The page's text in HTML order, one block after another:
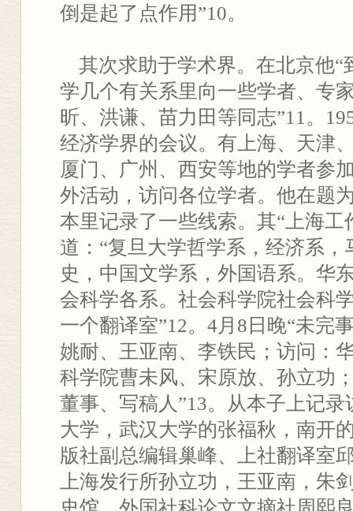
倒是起了点作用”10。
其次求助于学术界。在北京他“
学几个有关系里向一些学者、专
昕、洪谦、苗力田等同志”11。
经济学界的会议。有上海、天津
厦门、广州、西安等地的学者参
外活动，访问各位学者。他在题
本里记录了一些线索。其“上海工
道：“复旦大学哲学系，经济系
史，中国文学系，外国语系。华
会科学各系。社会科学院社会科
一个翻译室”12。4月8日晚“未完
姚耐、王亚南、李铁民；访问：
科学院曹未风、宋原放、孙立功
董事、写稿人”13。从本子上记
大学，武汉大学的张福秋，南开
版社副总编辑巢峰、上社翻译室
上海发行所孙立功，王亚南，朱